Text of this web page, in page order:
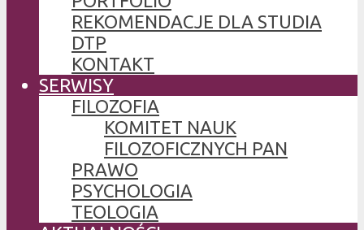
REKOMENDACJE DLA STUDIA
DTP
KONTAKT
SERWISY
FILOZOFIA
KOMITET NAUK
FILOZOFICZNYCH PAN
PRAWO
PSYCHOLOGIA
TEOLOGIA